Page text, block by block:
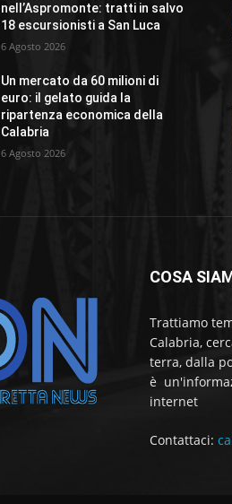
nell’Aspromonte: tratti in salvo
18 escursionisti a San Luca
6 Agosto 2026
Un mercato da 60 milioni di
euro: il gelato guida la
ripartenza economica della
Calabria
6 Agosto 2026
COSA
Trattiamo
Calabria,
terra, dalla
è
internet
Contattaci: